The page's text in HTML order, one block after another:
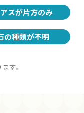
ァイヤ、ルビーの
どは価値が高まる
スが片方のみ
の種類が不明
す。